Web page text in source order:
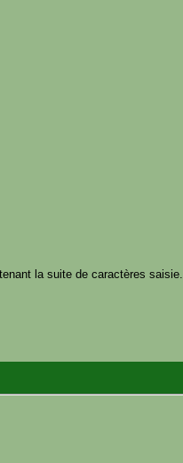
la suite de caractères saisie.